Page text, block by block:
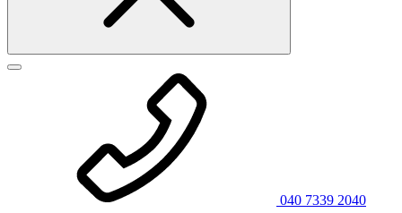
040 7339 2040